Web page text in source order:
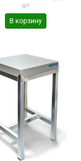
шт
В корзину